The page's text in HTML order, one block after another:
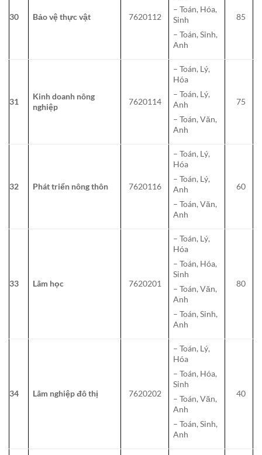
30 Bảo vệ thực vật 7620112
– Toán, Hóa,
Sinh
– Toán, Sinh,
Anh
85
31
Kinh doanh nông
nghiệp
7620114
– Toán, Lý,
Hóa
– Toán, Lý,
Anh
– Toán, Văn,
Anh
75
32 Phát triển nông thôn 7620116
– Toán, Lý,
Hóa
– Toán, Lý,
Anh
– Toán, Văn,
Anh
60
33 Lâm học 7620201
– Toán, Lý,
Hóa
– Toán, Hóa,
Sinh
– Toán, Văn,
Anh
– Toán, Sinh,
Anh
80
34 Lâm nghiệp đô thị 7620202
– Toán, Lý,
Hóa
– Toán, Hóa,
Sinh
– Toán, Văn,
Anh
– Toán, Sinh,
Anh
40